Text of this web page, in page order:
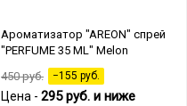
Ароматизатор "AREON" спрей
"PERFUME 35 ML" Melon
450руб. −155 руб.
Цена - 295руб. и ниже